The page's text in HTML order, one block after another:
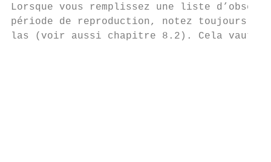
Lorsque vous remplissez une liste
période de reproduction, notez
las (voir aussi chapitre 8.2). Cela vaut